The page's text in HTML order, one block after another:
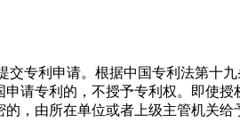
专利申请。根据中国专利法第十
请专利的，不授予专利权。即使授
，由所在单位或者上级主管机关